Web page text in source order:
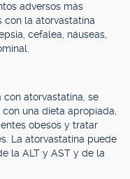
adversos más
con la atorvastatina
cefalea, náuseas,
atorvastatina, se
una dieta apropiada,
obesos y tratar
La atorvastatina puede
la ALT y AST y de la